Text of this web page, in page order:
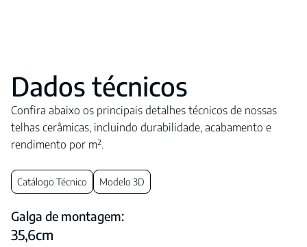
Dados técnicos
Confira abaixo os principais detalhes técnicos de nossas
telhas cerâmicas, incluindo durabilidade, acabamento e
rendimento por m².
Catálogo Técnico Modelo 3D
Galga de montagem:
35,6cm